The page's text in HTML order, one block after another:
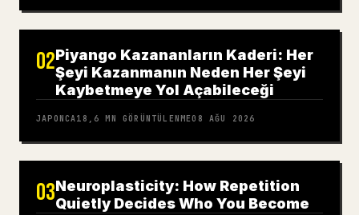
02Piyango Kazananların Kaderi: Her
Şeyi Kazanmanın Neden Her Şeyi
Kaybetmeye Yol Açabileceği
JAPONCA18,6 MN GÖRÜNTÜLENME08 AĞU 2026
03Neuroplasticity: How Repetition
Quietly Decides Who You Become